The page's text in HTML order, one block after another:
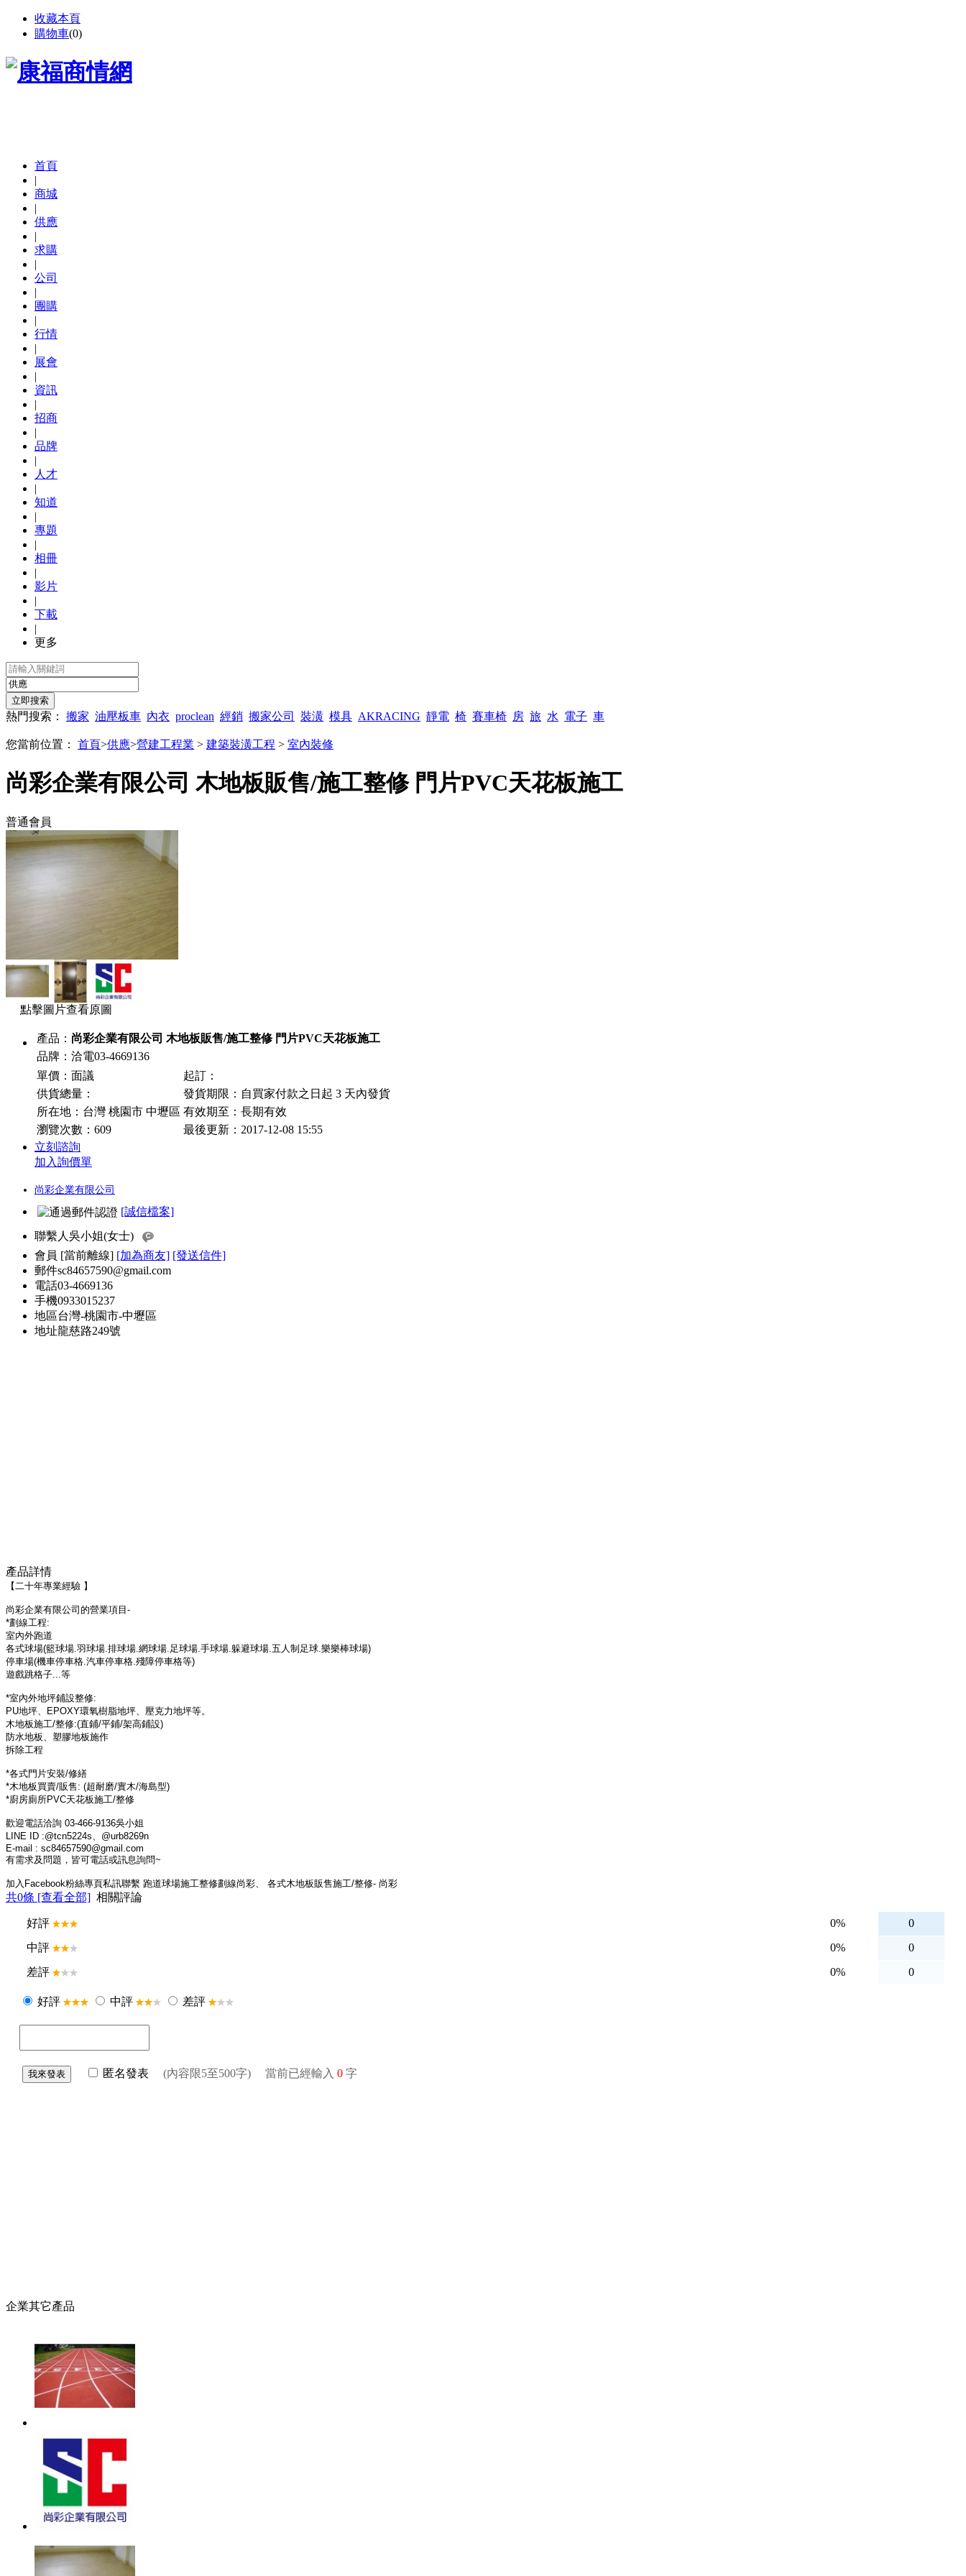
收藏本頁
購物車(0)
首頁
|
商城
|
供應
|
求購
|
公司
|
團購
|
行情
|
展會
|
資訊
|
招商
|
品牌
|
人才
|
知道
|
專題
|
相冊
|
影片
|
下載
|
更多
熱門搜索： 搬家 油壓板車 內衣 proclean 經銷 搬家公司 裝潢 模具 AKRACING 靜電 椅 賽車椅 房 旅 水 電子 車
您當前位置： 首頁>供應>營建工程業 > 建築裝潢工程 > 室內裝修
尚彩企業有限公司 木地板販售/施工整修 門片PVC天花板施工
普通會員
點擊圖片查看原圖
產品： 尚彩企業有限公司 木地板販售/施工整修 門片PVC天花板施工
品牌：洽電03-4669136
單價：面議
起訂：
供貨總量：
發貨期限：自買家付款之日起 3 天內發貨
所在地：台灣 桃園市 中壢區 有效期至：長期有效
瀏覽次數： 609
最後更新：2017-12-08 15:55
立刻諮詢
加入詢價單
尚彩企業有限公司
[誠信檔案]
聯繫人 吳小姐(女士)
會員 [當前離線] [加為商友] [發送信件]
郵件sc84657590@gmail.com
電話03-4669136
手機0933015237
地區台灣-桃園市-中壢區
地址龍慈路249號
產品詳情
【二十年專業經驗 】
尚彩企業有限公司的營業項目-
*劃線工程:
室內外跑道
各式球場(籃球場.羽球場.排球場.網球場.足球場.手球場.躲避球場.五人制足球.樂樂棒球場)
停車場(機車停車格.汽車停車格.殘障停車格等)
遊戲跳格子...等
*室內外地坪鋪設整修:
PU地坪、EPOXY環氧樹脂地坪、壓克力地坪等。
木地板施工/整修:(直鋪/平鋪/架高鋪設)
防水地板、塑膠地板施作
拆除工程
*各式門片安裝/修繕
*木地板買賣/販售: (超耐磨/實木/海島型)
*廚房廁所PVC天花板施工/整修
歡迎電話洽詢 03-466-9136吳小姐
LINE ID :@tcn5224s、@urb8269n
E-mail : sc84657590@gmail.com
有需求及問題，皆可電話或訊息詢問~
加入Facebook粉絲專頁私訊聯繫 跑道球場施工整修劃線尚彩、 各式木地板販售施工/整修- 尚彩
共0條 [查看全部] 相關評論
企業其它產品